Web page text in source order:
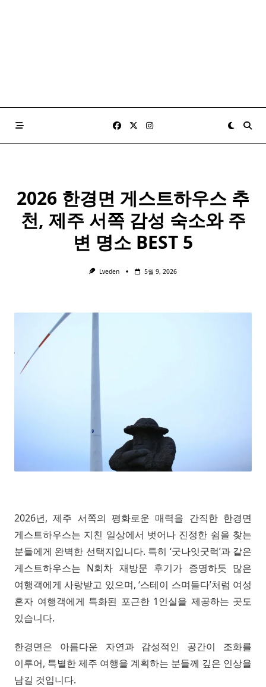
2026 한경면 게스트하우스 추
천, 제주 서쪽 감성 숙소와 주
변 명소 BEST 5
Lveden 5월 9, 2026
2026년, 제주 서쪽의 평화로운 매력을 간직한 한경면
게스트하우스는 지친 일상에서 벗어나 진정한 쉼을 찾는
분들에게 완벽한 선택지입니다. 특히 ‘굿나잇굿럭’과 같은
게스트하우스는 N회차 재방문 후기가 증명하듯 많은
여행객에게 사랑받고 있으며, ‘스테이 스며들다’처럼 여성
혼자 여행객에게 특화된 포근한 1인실을 제공하는 곳도
있습니다.
한경면은 아름다운 자연과 감성적인 공간이 조화를
이루어, 특별한 제주 여행을 계획하는 분들께 깊은 인상을
남길 것입니다.